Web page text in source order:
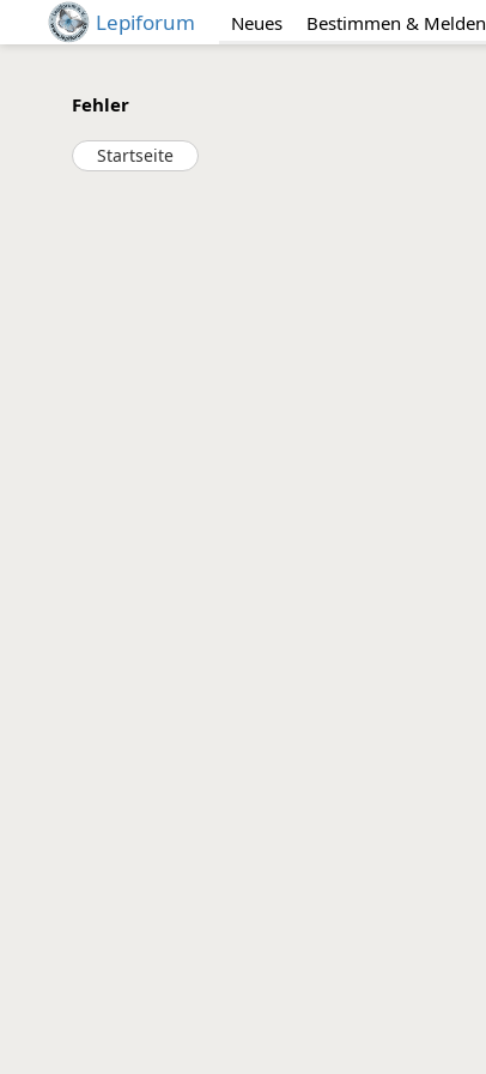
Lepiforum Neues Bestimmen & Melden
Fehler
Startseite